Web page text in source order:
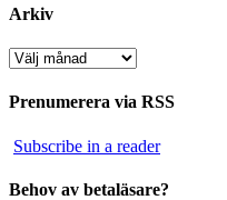
Arkiv
Arkiv
Prenumerera via RSS
Subscribe in a reader
Behov av betaläsare?